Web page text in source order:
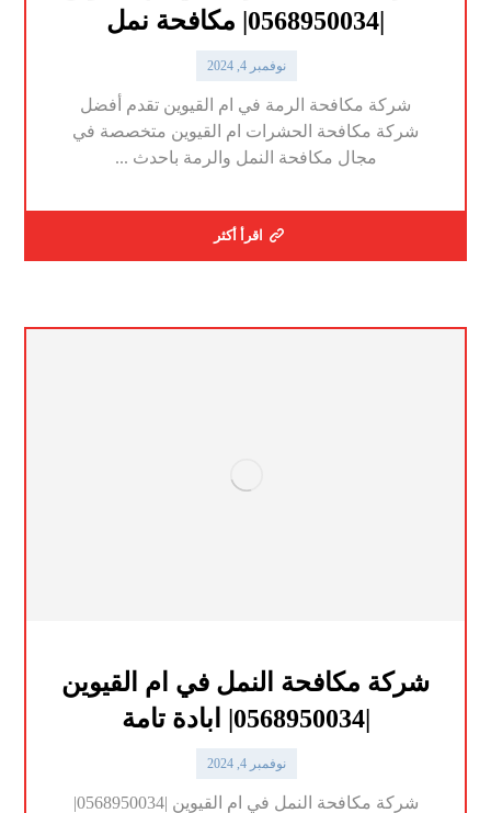
|0568950034| مكافحة نمل
نوفمبر 4, 2024
شركة مكافحة الرمة في ام القيوين تقدم أفضل
شركة مكافحة الحشرات ام القيوين متخصصة في
مجال مكافحة النمل والرمة باحدث ...
اقرأ أكثر
شركة مكافحة النمل في ام القيوين
|0568950034| ابادة تامة
نوفمبر 4, 2024
شركة مكافحة النمل في ام القيوين |0568950034|